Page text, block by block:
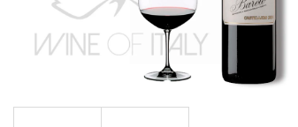
PINOT GRIGIO ALTO ADIGE DOC.